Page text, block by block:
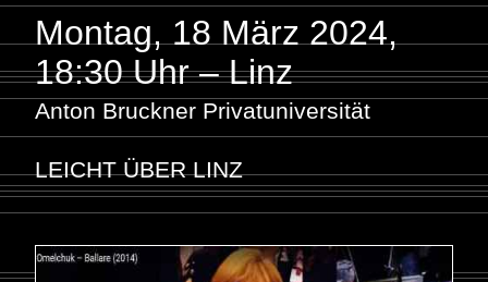
Montag, 18 März 2024,
18:30 Uhr – Linz
Anton Bruckner Privatuniversität
LEICHT ÜBER LINZ